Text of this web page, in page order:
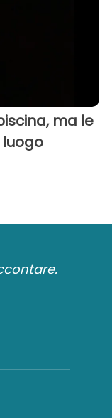
ma le